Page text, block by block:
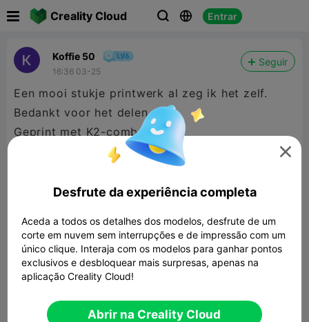
Creality Cloud   Entrar
Koffie 50
16:36 03-25
Seguir
Een mooi stukje printwerk al zeg ik het zelf.
Bedankt voor het delen.
Geprint met K2-combo

Desfrute da experiência completa
Aceda a todos os detalhes dos modelos, desfrute de um
corte em nuvem sem interrupções e de impressão com um
único clique. Interaja com os modelos para ganhar pontos
exclusivos e desbloquear mais surpresas, apenas na
aplicação Creality Cloud!
Abrir na Creality Cloud